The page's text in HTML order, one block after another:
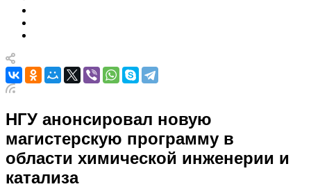
НГУ анонсировал новую
магистерскую программу в
области химической инженерии и
катализа